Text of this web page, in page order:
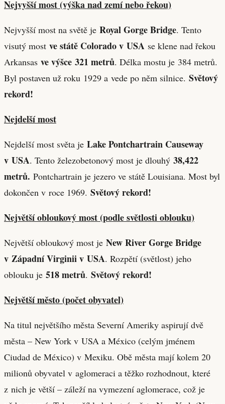
Nejvyšší most (výška nad zemí nebo řekou)
Nejvyšší most na světě je Royal Gorge Bridge. Tento
visutý most ve státě Colorado v USA se klene nad řekou
Arkansas ve výšce 321 metrů. Délka mostu je 384 metrů.
Byl postaven už roku 1929 a vede po něm silnice. Světový
rekord!
Nejdelší most
Nejdelší most světa je Lake Pontchartrain Causeway
v USA. Tento železobetonový most je dlouhý 38,422
metrů. Pontchartrain je jezero ve státě Louisiana. Most byl
dokončen v roce 1969. Světový rekord!
Největší obloukový most (podle světlosti oblouku)
Největší obloukový most je New River Gorge Bridge
v Západní Virginii v USA. Rozpětí (světlost) jeho
oblouku je 518 metrů. Světový rekord!
Největší město (počet obyvatel)
Na titul největšího města Severní Ameriky aspirují dvě
města – New York v USA a México (celým jménem
Ciudad de México) v Mexiku. Obě města mají kolem 20
milionů obyvatel v aglomeraci a těžko rozhodnout, které
z nich je větší – záleží na vymezení aglomerace, což je